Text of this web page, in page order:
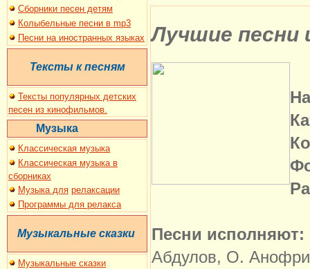
Сборники песен детям
Колыбельные песни в mp3
Песни на иностранных языках
Тексты к песням
Тексты популярных детских
песен из кинофильмов.
Музыка
Классическая музыка
Классическая музыка в
сборниках
Музыка для релаксации
Программы для релакса
Музыкальные сказки
Музыкальные сказки
Лучшие песни
Песни исполняют:
Абдулов, О.